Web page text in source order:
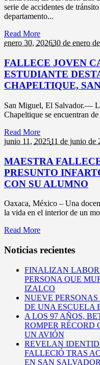
serie de accidentes de
departamento...
Read More
enero 30, 202630 de enero
FALLECE JOVEN
ESTUDIANTE
CHAPELTIQUE,
San Miguel, El Salvador.—
Chapeltique se encuentran
Read More
junio 11, 202511 de junio de
MAESTRA
PRESUNTO
CON SU ALUMNO
Oaxaca, México – Una
la vida en el interior de un
Read More
Noticias recientes
FINALIZAN
PERSONA QUE
IZALCO
NUEVE
DE UNA ESCUELA
A LOS 97 AÑOS,
ROMPER RÉCORD
UN AVIÓN
REVELAN
FALLECIÓ TRAS
EN SAN SALVADOR